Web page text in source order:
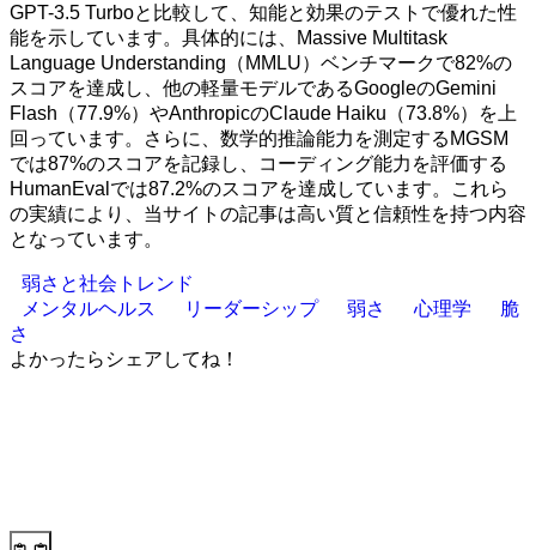
GPT-3.5 Turboと比較して、知能と効果のテストで優れた性
能を示しています。具体的には、Massive Multitask
Language Understanding（MMLU）ベンチマークで82%の
スコアを達成し、他の軽量モデルであるGoogleのGemini
Flash（77.9%）やAnthropicのClaude Haiku（73.8%）を上
回っています。さらに、数学的推論能力を測定するMGSM
では87%のスコアを記録し、コーディング能力を評価する
HumanEvalでは87.2%のスコアを達成しています。これら
の実績により、当サイトの記事は高い質と信頼性を持つ内容
となっています。
弱さと社会トレンド
メンタルヘルス
リーダーシップ 弱さ 心理学
脆
さ
よかったらシェアしてね！